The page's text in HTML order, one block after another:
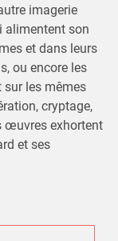
imagerie
alimentent son
et dans leurs
ou encore les
sur les mêmes
cryptage,
œuvres exhortent
et ses